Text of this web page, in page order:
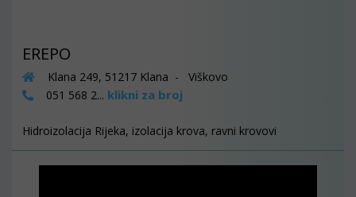
EREPO
Klana 249, 51217 Klana - Viškovo
051 568 2... klikni za broj
Hidroizolacija Rijeka, izolacija krova, ravni krovovi